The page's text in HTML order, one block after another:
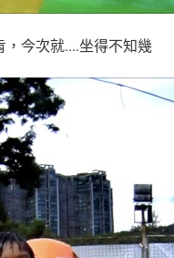
，今次就....坐得不知幾